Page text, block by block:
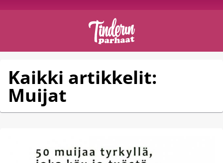
Kaikki artikkelit:
Muijat